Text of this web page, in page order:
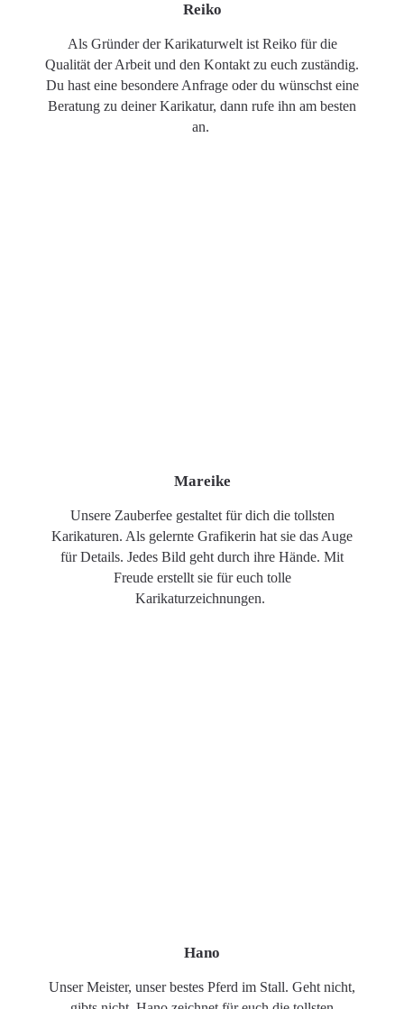
Reiko
Als Gründer der Karikaturwelt ist Reiko für die
Qualität der Arbeit und den Kontakt zu euch zuständig.
Du hast eine besondere Anfrage oder du wünschst eine
Beratung zu deiner Karikatur, dann rufe ihn am besten
an.
Mareike
Unsere Zauberfee gestaltet für dich die tollsten
Karikaturen. Als gelernte Grafikerin hat sie das Auge
für Details. Jedes Bild geht durch ihre Hände. Mit
Freude erstellt sie für euch tolle
Karikaturzeichnungen.
Hano
Unser Meister, unser bestes Pferd im Stall. Geht nicht,